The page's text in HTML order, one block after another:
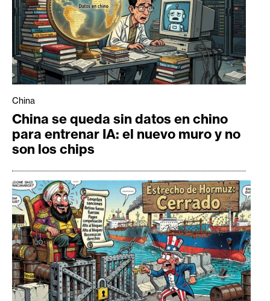
China
China se queda sin datos en chino
para entrenar IA: el nuevo muro y no
son los chips